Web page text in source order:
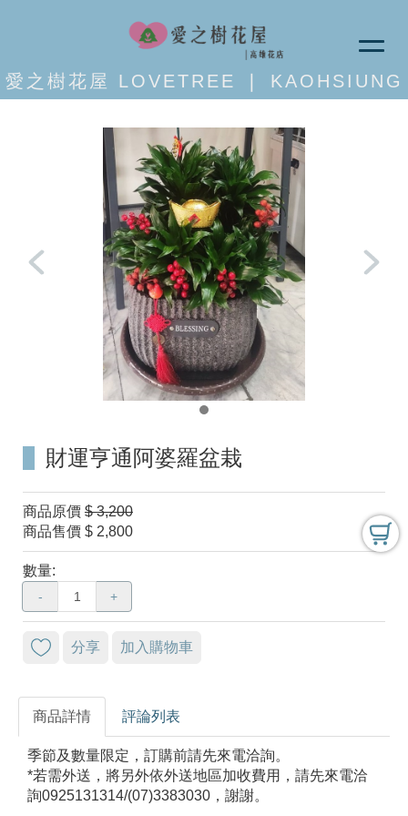
愛之樹花屋 LOVETREE ❘ KAOHSIUNG
財運亨通阿婆羅盆栽
商品原價 $ 3,200
商品售價 $ 2,800
數量:
- +
分享 加入購物車
商品詳情 評論列表
季節及數量限定，訂購前請先來電洽詢。
*若需外送，將另外依外送地區加收費用，請先來電洽
詢0925131314/(07)3383030，謝謝。